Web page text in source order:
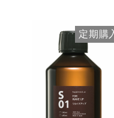
定期 業務用オイル
定期 業務用オイル
頻度で絞り込む
毎月お届け
定期購